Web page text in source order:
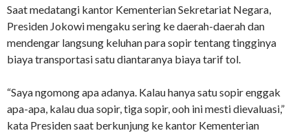
Saat medatangi kantor Kementerian Sekretariat Negara,
Presiden Jokowi mengaku sering ke daerah-daerah dan
mendengar langsung keluhan para sopir tentang tingginya
biaya transportasi satu diantaranya biaya tarif tol.
“Saya ngomong apa adanya. Kalau hanya satu sopir enggak
apa-apa, kalau dua sopir, tiga sopir, ooh ini mesti dievaluasi,”
kata Presiden saat berkunjung ke kantor Kementerian